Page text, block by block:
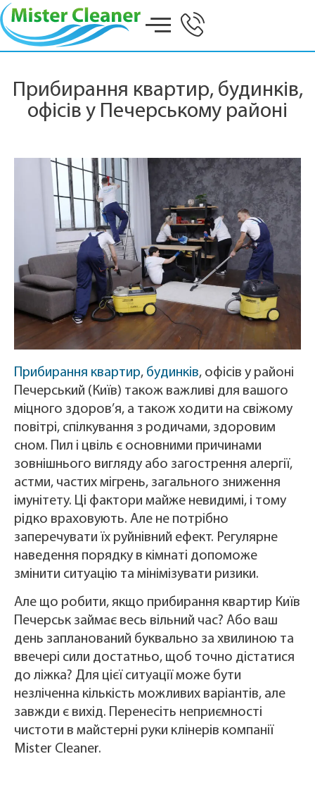
Прибирання квартир, будинків,
офісів у Печерському районі
Прибирання квартир, будинків, офісів у районі
Печерський (Київ) також важливі для вашого
міцного здоров’я, а також ходити на свіжому
повітрі, спілкування з родичами, здоровим
сном. Пил і цвіль є основними причинами
зовнішнього вигляду або загострення алергії,
астми, частих мігрень, загального зниження
імунітету. Ці фактори майже невидимі, і тому
рідко враховують. Але не потрібно
заперечувати їх руйнівний ефект. Регулярне
наведення порядку в кімнаті допоможе
змінити ситуацію та мінімізувати ризики.
Але що робити, якщо прибирання квартир Київ
Печерськ займає весь вільний час? Або ваш
день запланований буквально за хвилиною та
ввечері сили достатньо, щоб точно дістатися
до ліжка? Для цієї ситуації може бути
незліченна кількість можливих варіантів, але
завжди є вихід. Перенесіть неприємності
чистоти в майстерні руки клінерів компанії
Mister Cleaner.